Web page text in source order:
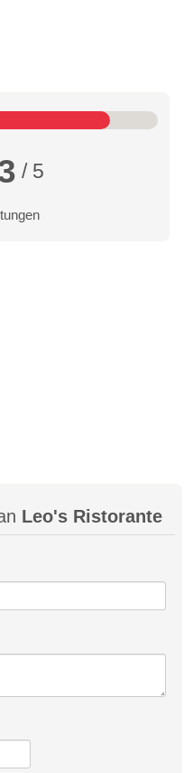
/ 5
Leo's Ristorante